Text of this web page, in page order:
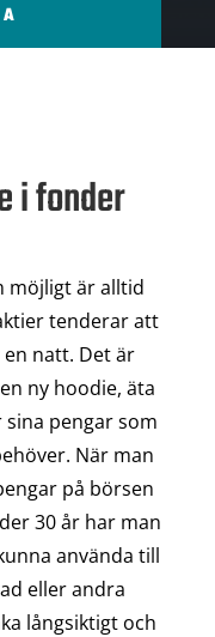
i fonder
möjligt är alltid
tenderar att
natt. Det är
ny hoodie, äta
pengar som
När man
på börsen
30 år har man
använda till
eller andra
långsiktigt och